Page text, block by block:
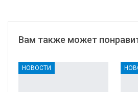
Вам также может
НОВОСТИ